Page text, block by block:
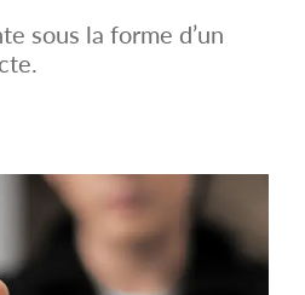
sous la forme d’un